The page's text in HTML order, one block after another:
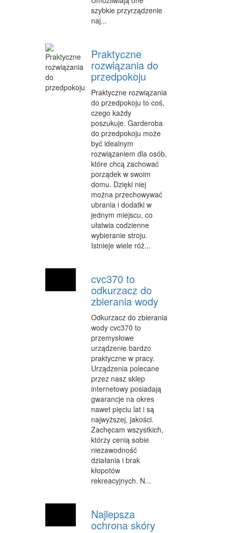
INNE AGENCJE
IMPREZY INTEGRACYJNE
HOBBY
ZAJĘCIA SPORTOWE I REKREACYJNE
PRODUKCJA
INFORMATYCZNE
RESTAURACJE, CATERING
FOTOGRAFIA
ADWOKACI, PORADY PRAWNE
SPRZĄTANIE, PORZĄDKOWANIE
SERWIS
OPIEKA
KURIER, PRZESYŁKI
WYCIECZKI
HOTELE I NOCLEGI
PODRÓŻE
ZDROWIE
DIETETYKA, ODCHUDZANIE
KOSMETYKI
LECZENIE
SALONY KOSMETYCZNE
SPRZĘT MEDYCZNY
WEB
KONTAKT
szybkie przyrządzenie
naj...
Praktyczne
rozwiązania do
przedpokoju
Praktyczne rozwiązania
do przedpokoju to coś,
czego każdy
poszukuje. Garderoba
do przedpokoju może
być idealnym
rozwiązaniem dla osób,
które chcą zachować
porządek w swoim
domu. Dzięki niej
można przechowywać
ubrania i dodatki w
jednym miejscu, co
ułatwia codzienne
wybieranie stroju.
Istnieje wiele róż...
cvc370 to
odkurzacz do
zbierania wody
Odkurzacz do zbierania
wody cvc370 to
przemysłowe
urządzenie bardzo
praktyczne w pracy.
Urządzenia polecane
przez nasz sklep
internetowy posiadają
gwarancje na okres
nawet pięciu lat i są
najwyższej, jakości.
Zachęcam wszystkich,
którzy cenią sobie
niezawodność
działania i brak
kłopotów
rekreacyjnych. N...
Najlepsza
ochrona skóry